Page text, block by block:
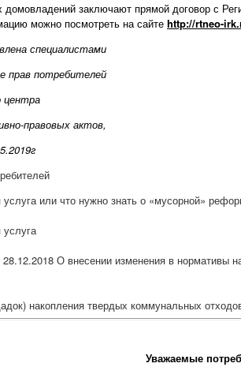
домовладений заключают прямой договор с
можно посмотреть на сайте http://rtneo-
специалистами
прав потребителей
центра
правовых актов,
или что нужно знать о «мусорной»
О внесении изменения в нормативы
накопления твердых коммунальных
Уважаемые